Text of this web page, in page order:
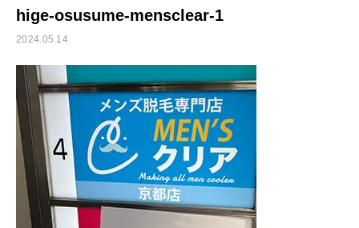
hige-osusume-mensclear-1
2024.05.14